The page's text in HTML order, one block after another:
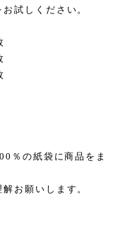
試しください。
％の紙袋に商品をま
お願いします。